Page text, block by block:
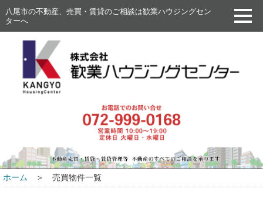
八尾市の不動産、売買・賃貸のご相談は歓業ハウジングセン
ターへ
ホーム ＞ 売買物件一覧